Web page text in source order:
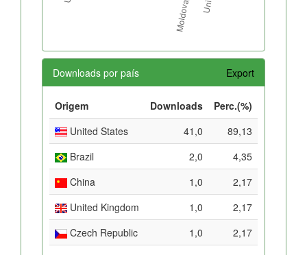
Downloads por país Export
Origem Downloads
Perc.(%)
United States
41,0
89,13
Brazil
2,0
4,35
China
1,0
2,17
United Kingdom
1,0
2,17
Czech Republic
1,0
2,17